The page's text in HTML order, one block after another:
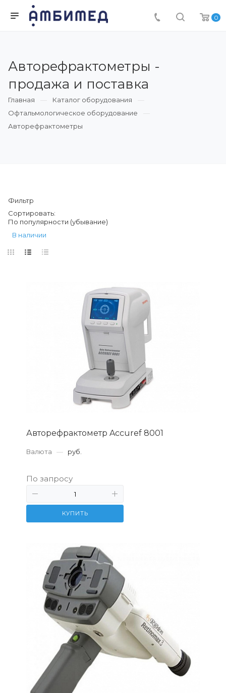
0
Авторефрактометры -
продажа и поставка
Главная
Каталог оборудования
Офтальмологическое оборудование
Авторефрактометры
Фильтр
Сортировать:
По популярности (убывание)
В наличии
Авторефрактометр Accuref 8001
Валюта — руб.
По запросу
КУПИТЬ